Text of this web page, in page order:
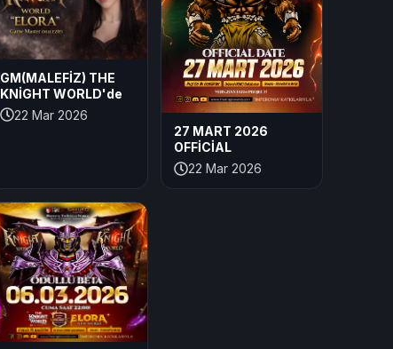
GM(MALEFİZ) THE
KNİGHT WORLD'de
22 Mar 2026
27 MART 2026
OFFİCİAL
22 Mar 2026